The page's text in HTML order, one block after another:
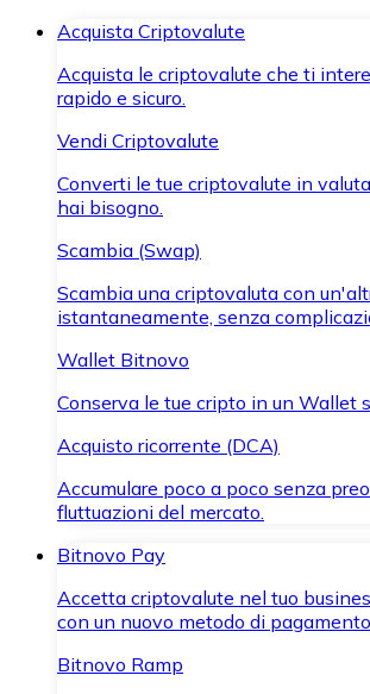
Acquista Criptovalute
Acquista le criptovalute che ti
rapido e sicuro.
Vendi Criptovalute
Converti le tue criptovalute in
hai bisogno.
Scambia (Swap)
Scambia una criptovaluta con
istantaneamente, senza
Wallet Bitnovo
Conserva le tue cripto in un Wallet
Acquisto ricorrente (DCA)
Accumulare poco a poco senza
fluttuazioni del mercato.
Bitnovo Pay
Accetta criptovalute nel tuo
con un nuovo metodo di
Bitnovo Ramp